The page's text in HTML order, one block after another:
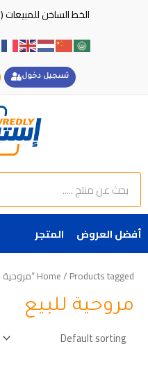
الخط الساخن للمبيعات (
تسجيل دخول
Search
أفضل العروض المتجر
Home/ Products tagged “مروحية للبيع”
مروحية للبيع